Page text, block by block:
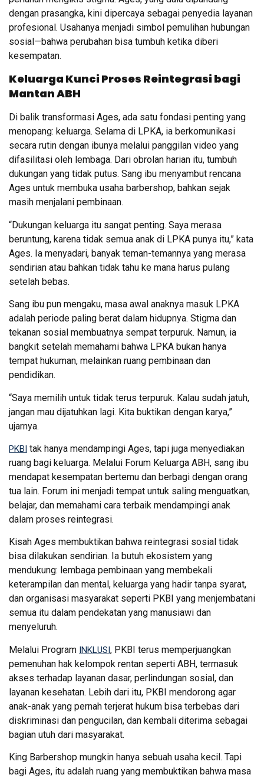
dengan prasangka, kini dipercaya sebagai penyedia layanan
profesional. Usahanya menjadi simbol pemulihan hubungan
sosial—bahwa perubahan bisa tumbuh ketika diberi
kesempatan.
Keluarga Kunci Proses Reintegrasi bagi
Mantan ABH
Di balik transformasi Ages, ada satu fondasi penting yang
menopang: keluarga. Selama di LPKA, ia berkomunikasi
secara rutin dengan ibunya melalui panggilan video yang
difasilitasi oleh lembaga. Dari obrolan harian itu, tumbuh
dukungan yang tidak putus. Sang ibu menyambut rencana
Ages untuk membuka usaha barbershop, bahkan sejak
masih menjalani pembinaan.
“Dukungan keluarga itu sangat penting. Saya merasa
beruntung, karena tidak semua anak di LPKA punya itu,” kata
Ages. Ia menyadari, banyak teman-temannya yang merasa
sendirian atau bahkan tidak tahu ke mana harus pulang
setelah bebas.
Sang ibu pun mengaku, masa awal anaknya masuk LPKA
adalah periode paling berat dalam hidupnya. Stigma dan
tekanan sosial membuatnya sempat terpuruk. Namun, ia
bangkit setelah memahami bahwa LPKA bukan hanya
tempat hukuman, melainkan ruang pembinaan dan
pendidikan.
“Saya memilih untuk tidak terus terpuruk. Kalau sudah jatuh,
jangan mau dijatuhkan lagi. Kita buktikan dengan karya,”
ujarnya.
PKBI tak hanya mendampingi Ages, tapi juga menyediakan
ruang bagi keluarga. Melalui Forum Keluarga ABH, sang ibu
mendapat kesempatan bertemu dan berbagi dengan orang
tua lain. Forum ini menjadi tempat untuk saling menguatkan,
belajar, dan memahami cara terbaik mendampingi anak
dalam proses reintegrasi.
Kisah Ages membuktikan bahwa reintegrasi sosial tidak
bisa dilakukan sendirian. Ia butuh ekosistem yang
mendukung: lembaga pembinaan yang membekali
keterampilan dan mental, keluarga yang hadir tanpa syarat,
dan organisasi masyarakat seperti PKBI yang menjembatani
semua itu dalam pendekatan yang manusiawi dan
menyeluruh.
Melalui Program INKLUSI, PKBI terus memperjuangkan
pemenuhan hak kelompok rentan seperti ABH, termasuk
akses terhadap layanan dasar, perlindungan sosial, dan
layanan kesehatan. Lebih dari itu, PKBI mendorong agar
anak-anak yang pernah terjerat hukum bisa terbebas dari
diskriminasi dan pengucilan, dan kembali diterima sebagai
bagian utuh dari masyarakat.
King Barbershop mungkin hanya sebuah usaha kecil. Tapi
bagi Ages, itu adalah ruang yang membuktikan bahwa masa